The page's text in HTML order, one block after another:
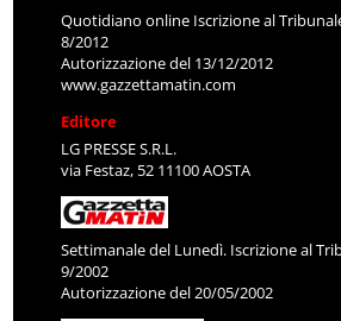
Quotidiano online Iscrizione al
8/2012
Autorizzazione del 13/12/2012
www.gazzettamatin.com
Editore
LG PRESSE S.R.L.
via Festaz, 52 11100 AOSTA
Settimanale del Lunedì. Iscrizione al
9/2002
Autorizzazione del 20/05/2002